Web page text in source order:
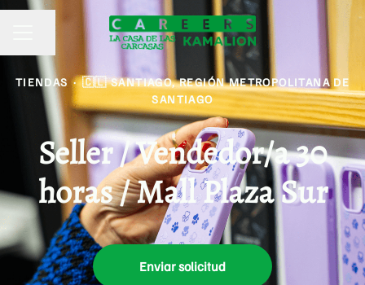
MENÚ DE EMPLEO
Compartir página
TIENDAS · 🇨🇱 SANTIAGO, REGIÓN METROPOLITANA DE
SANTIAGO
Seller / Vendedor/a 30
horas / Mall Plaza Sur
Enviar solicitud